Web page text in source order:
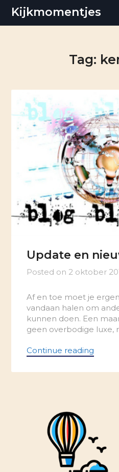
SkipKijkmomentjes
Tag:
Update en
Posted on 2 oktober
Af en toe moet je
vandaan halen om
kunnen doen. Een
geen overbodige luxe,
Continue reading